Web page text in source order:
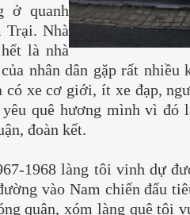
ở quanh
Trại. Nhà
là nhà
nhân dân gặp rất nhiều
có xe cơ giới, ít xe đạp,
quê hương mình vì đó
đoàn kết.
1968 làng tôi vinh dự
vào Nam chiến đấu
quân, xóm làng quê tôi